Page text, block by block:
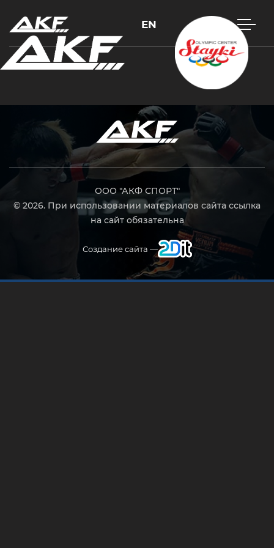
EN
ООО "АКФ СПОРТ"
© 2026. При использовании материалов сайта ссылка
на сайт обязательна
Создание сайта —
Нажмите Enter для поиска или Esc, чтобы закрыть